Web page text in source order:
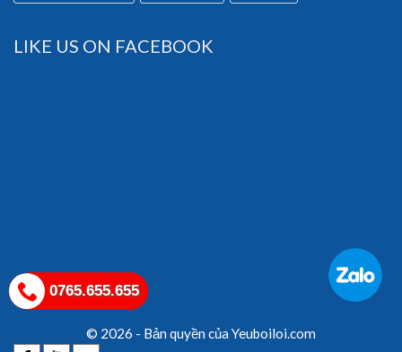
LIKE US ON FACEBOOK
© 2026 - Bản quyền của Yeuboiloi.com
0765.655.655